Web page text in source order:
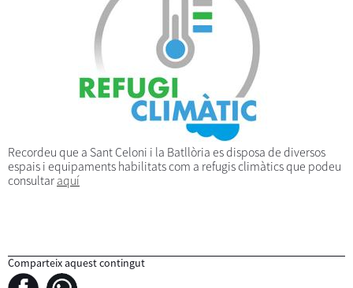
Recordeu que a Sant Celoni i la Batllòria es disposa de diversos
espais i equipaments habilitats com a refugis climàtics que podeu
consultar aquí
Comparteix aquest contingut